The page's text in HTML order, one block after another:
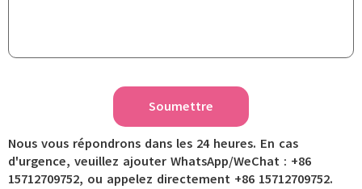
Soumettre
Nous vous répondrons dans les 24 heures. En cas
d'urgence, veuillez ajouter WhatsApp/WeChat : +86
15712709752, ou appelez directement +86 15712709752.